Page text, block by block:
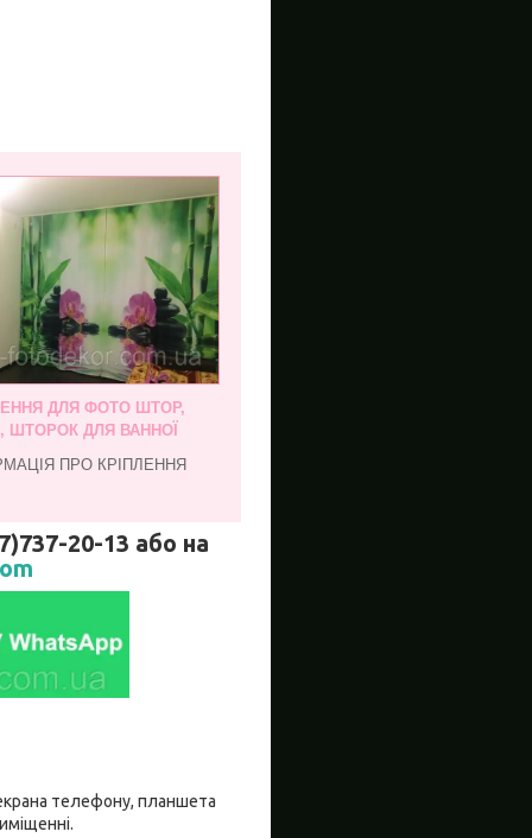
ДЛЯ ФОТО ШТОР,
ШТОРОК ДЛЯ ВАННОЇ
ПРО КРІПЛЕННЯ
20-13 або на
телефону, планшета